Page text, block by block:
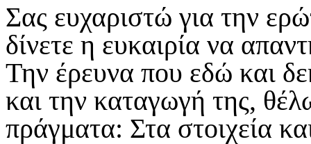
Σας ευχαριστώ για την
δίνετε η ευκαιρία να
Την έρευνα που εδώ και
και την καταγωγή της,
πράγματα: Στα στοιχεία